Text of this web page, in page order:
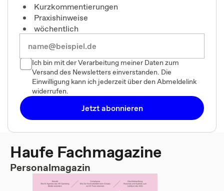
Kurzkommentierungen
Praxishinweise
wöchentlich
Ich bin mit der Verarbeitung meiner Daten zum
Versand des Newsletters einverstanden. Die
Einwilligung kann ich jederzeit über den Abmeldelink
widerrufen.
Jetzt abonnieren
Haufe Fachmagazine
Personalmagazin